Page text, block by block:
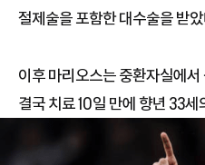
절제술을 포함한 대수술을 받았
이후 마리오스는 중환자실에서
결국 치료 10일 만에 향년 33세